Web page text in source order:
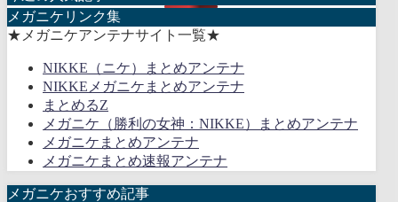
メガニケリンク集
★メガニケアンテナサイト一覧★
NIKKE（ニケ）まとめアンテナ
NIKKEメガニケまとめアンテナ
まとめるZ
メガニケ（勝利の女神：NIKKE）まとめアンテナ
メガニケまとめアンテナ
メガニケまとめ速報アンテナ
メガニケおすすめ記事